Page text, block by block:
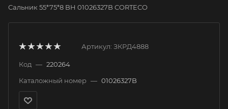
Сальник 55*75*8 BH 01026327B CORTECO
Артикул: ЗКРД4888
Код — 220264
Каталожный номер — 01026327B